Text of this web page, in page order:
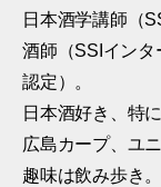
日本酒学講師（
酒師（SSIインタ
認定）。
日本酒好き、特
広島カープ、ユ
趣味は飲み歩き。